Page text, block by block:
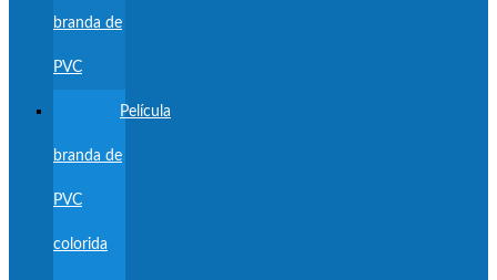
branda de
PVC
Película
branda de
PVC
colorida